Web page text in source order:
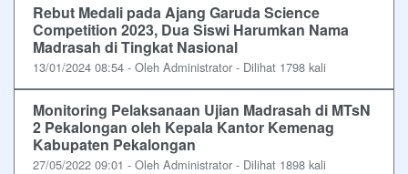
Rebut Medali pada Ajang Garuda Science
Competition 2023, Dua Siswi Harumkan Nama
Madrasah di Tingkat Nasional
13/01/2024 08:54 - Oleh Administrator - Dilihat 1798 kali
Monitoring Pelaksanaan Ujian Madrasah di MTsN
2 Pekalongan oleh Kepala Kantor Kemenag
Kabupaten Pekalongan
27/05/2022 09:01 - Oleh Administrator - Dilihat 1898 kali